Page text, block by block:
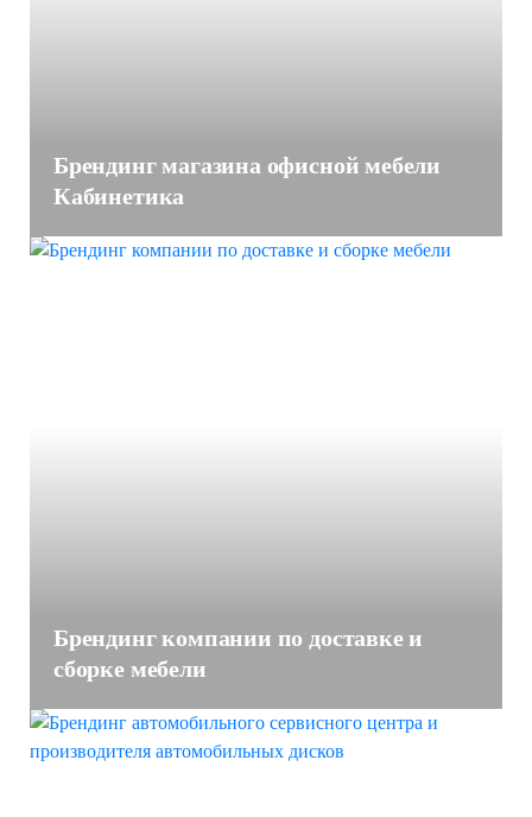
Брендинг магазина офисной мебели
Кабинетика
Брендинг компании по доставке и
сборке мебели